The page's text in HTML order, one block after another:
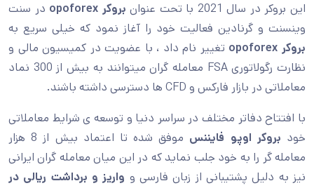
این بروکر در سال 2021 با تحت عنوان بروکرopoforexدر سنت
وینسنت و گرنادین فعالیت خود را آغاز نمود که خیلی سریع به
بروکرopoforexتغییر نام داد ، با عضویت در کمیسیون مالی و
نظارت رگولاتوری FSA معامله گران میتوانند به بیش از 300 نماد
معاملاتی در بازار فارکس و CFD ها دسترسی داشته باشند.
با افتتاح دفاتر مختلف در سراسر دنیا و توسعه ی شرایط معاملاتی
خودبروکر اوپو فایننس
موفق شده تا اعتماد بیش از 8 هزار
معامله گر را به خود جلب نماید که در این میان معامله گران ایرانی
نیز به دلیل پشتیبانی از زبان فارسی وواریز و برداشت ریالی در